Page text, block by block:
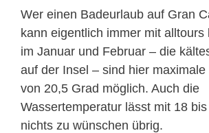
Wer einen Badeurlaub auf Gran
kann eigentlich immer mit alltours
im Januar und Februar – die
auf der Insel – sind hier maximale
von 20,5 Grad möglich. Auch die
Wassertemperatur lässt mit 18
nichts zu wünschen übrig.